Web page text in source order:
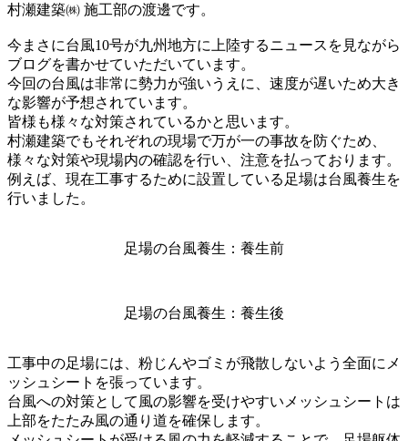
村瀬建築㈱ 施工部の渡邊です。
今まさに台風10号が九州地方に上陸するニュースを見ながら
ブログを書かせていただいています。
今回の台風は非常に勢力が強いうえに、速度が遅いため大き
な影響が予想されています。
皆様も様々な対策されているかと思います。
村瀬建築でもそれぞれの現場で万が一の事故を防ぐため、
様々な対策や現場内の確認を行い、注意を払っております。
例えば、現在工事するために設置している足場は台風養生を
行いました。
足場の台風養生：養生前
足場の台風養生：養生後
工事中の足場には、粉じんやゴミが飛散しないよう全面にメ
ッシュシートを張っています。
台風への対策として風の影響を受けやすいメッシュシートは
上部をたたみ風の通り道を確保します。